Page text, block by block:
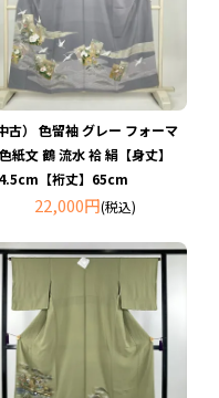
中古） 色留袖 グレー フォーマ
紙文 鶴 流水 袷 絹【身丈】
【裄丈】65cm
22,000円(税込)